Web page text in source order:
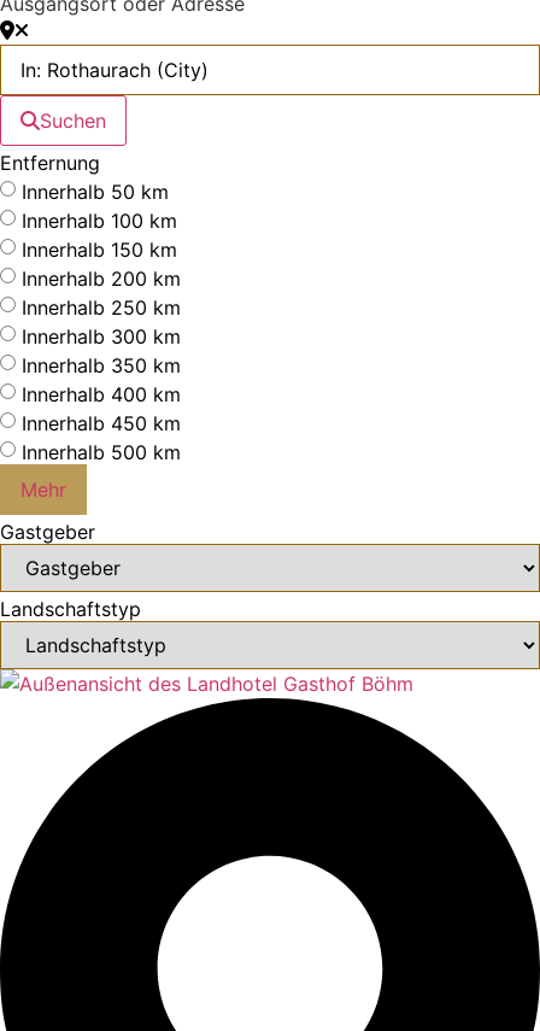
Suchen
Entfernung
Innerhalb 50 km
Innerhalb 100 km
Innerhalb 150 km
Innerhalb 200 km
Innerhalb 250 km
Innerhalb 300 km
Innerhalb 350 km
Innerhalb 400 km
Innerhalb 450 km
Innerhalb 500 km
Mehr
Gastgeber
Landschaftstyp